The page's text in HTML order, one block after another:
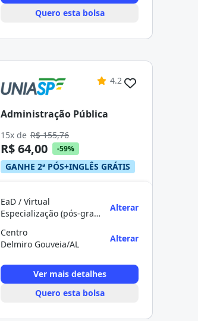
Quero esta bolsa
4.2
Administração Pública
15x de R$ 155,76
R$ 64,00 -59%
GANHE 2ª PÓS+INGLÊS GRÁTIS
EaD / Virtual
Especialização (pós-graduação)
Alterar
Centro
Delmiro Gouveia/AL
Alterar
Ver mais detalhes
Quero esta bolsa